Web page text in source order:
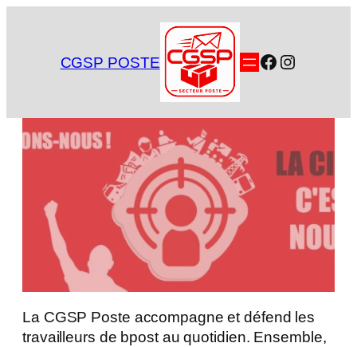
CGSP POSTE Facebook
La CGSP Poste accompagne et défend les
travailleurs de bpost au quotidien. Ensemble,